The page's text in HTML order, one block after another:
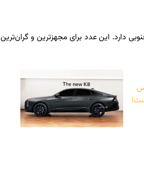
برچسب قیمتی معادل ۲۷.۳۰۰ دلار در کره‌جنوبی دارد. این عدد برای مجهزترین و گران‌ترین